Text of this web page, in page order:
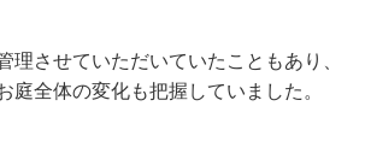
理させていただいていたこともあり、
庭全体の変化も把握していました。